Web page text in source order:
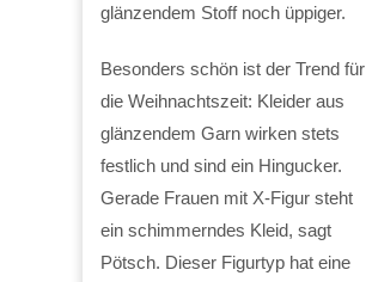
glänzendem Stoff noch üppiger.
Besonders schön ist der Trend für
die Weihnachtszeit: Kleider aus
glänzendem Garn wirken stets
festlich und sind ein Hingucker.
Gerade Frauen mit X-Figur steht
ein schimmerndes Kleid, sagt
Pötsch. Dieser Figurtyp hat eine